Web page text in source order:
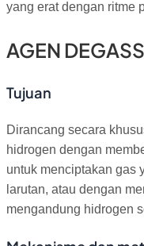
yang erat dengan ritme
AGEN
Tujuan
Dirancang secara
hidrogen dengan
untuk menciptakan gas
larutan, atau dengan
mengandung hidrogen